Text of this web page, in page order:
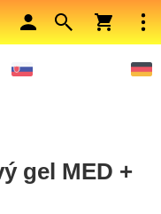
gel MED +